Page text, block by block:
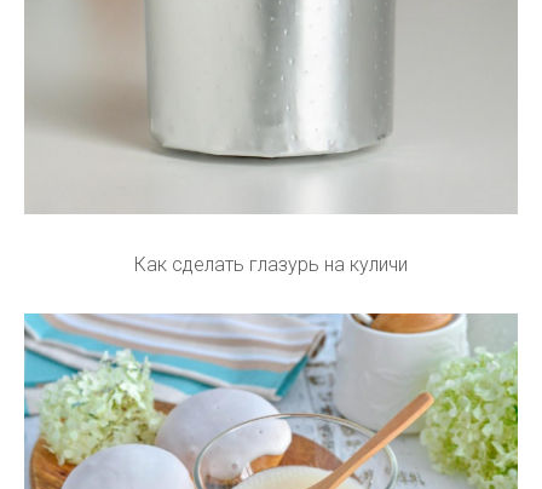
Как сделать глазурь на куличи